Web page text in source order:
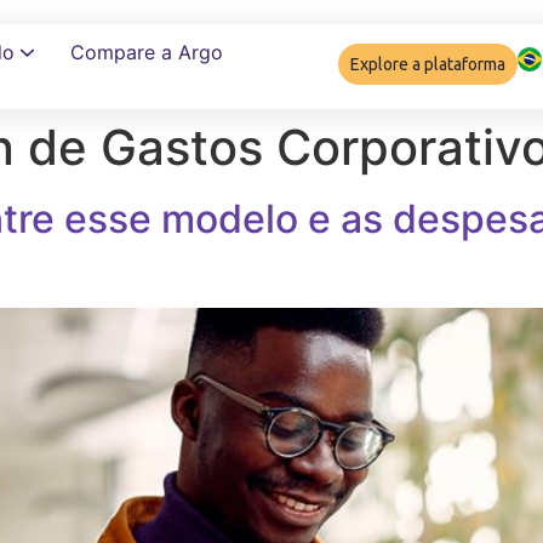
Compare a Argo
Explore a plataforma
de Gastos
esse modelo e as